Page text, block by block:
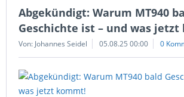
Abgekündigt: Warum MT940
Geschichte ist – und was jetzt
Von: Johannes Seidel 05.08.25 00:00 0